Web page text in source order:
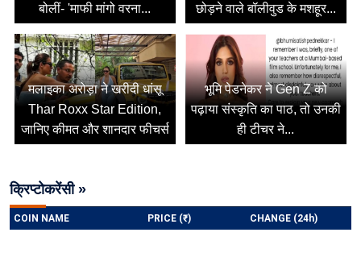
बोलीं- 'माफी मांगो वरना...
छोड़ने वाले बॉलीवुड के मशहूर...
मलाइका अरोड़ा ने खरीदी धांसू
Thar Roxx Star Edition,
जानिए कीमत और शानदार फीचर्स
भूमि पेडनेकर ने Gen Z को
पढ़ाया संस्कृति का पाठ, तो उनकी
ही टीचर ने...
क्रिप्टोकरेंसी »